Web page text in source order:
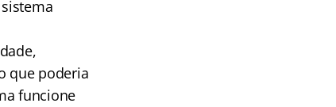
que poderia
funcione